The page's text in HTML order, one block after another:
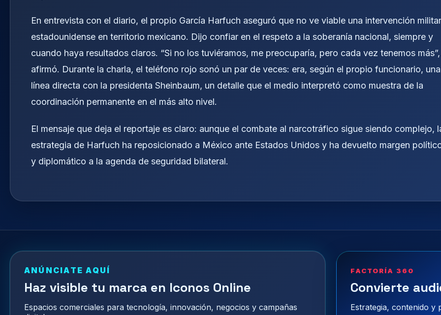
En entrevista con el diario, el propio García Harfuch aseguró que no ve viable una intervención militar
estadounidense en territorio mexicano. Dijo confiar en el respeto a la soberanía nacional, siempre y
cuando haya resultados claros. “Si no los tuviéramos, me preocuparía, pero cada vez tenemos más”,
afirmó. Durante la charla, el teléfono rojo sonó un par de veces: era, según el propio funcionario, una
línea directa con la presidenta Sheinbaum, un detalle que el medio interpretó como muestra de la
coordinación permanente en el más alto nivel.
El mensaje que deja el reportaje es claro: aunque el combate al narcotráfico sigue siendo complejo,
estrategia de Harfuch ha reposicionado a México ante Estados Unidos y ha devuelto margen
y diplomático a la agenda de seguridad bilateral.
ANÚNCIATE AQUÍ
Haz visible tu marca en Iconos Online
Espacios comerciales para tecnología, innovación, negocios y campañas
FACTORÍA 360
Convierte
Estrategia, contenido y